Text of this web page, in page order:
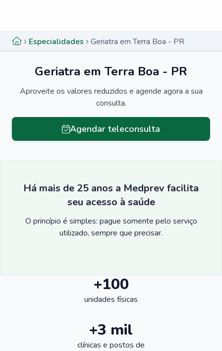
Especialidades Geriatra em Terra Boa - PR
Geriatra em Terra Boa - PR
Aproveite os valores reduzidos e agende agora a sua
consulta.
Agendar teleconsulta
Há mais de 25 anos a Medprev facilita
seu acesso à saúde
O princípio é simples: pague somente pelo serviço
utilizado, sempre que precisar.
+100
unidades físicas
+3 mil
clínicas e postos de